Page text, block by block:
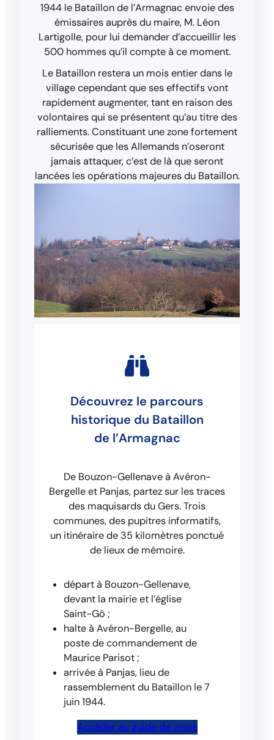
1944 le Bataillon de l’Armagnac envoie des
émissaires auprès du maire, M. Léon
Lartigolle, pour lui demander d’accueillir les
500 hommes qu’il compte à ce moment.
Le Bataillon restera un mois entier dans le
village cependant que ses effectifs vont
rapidement augmenter, tant en raison des
volontaires qui se présentent qu’au titre des
ralliements. Constituant une zone fortement
sécurisée que les Allemands n’oseront
jamais attaquer, c’est de là que seront
lancées les opérations majeures du Bataillon.
Découvrez le parcours
historique du Bataillon
de l’Armagnac
De Bouzon-Gellenave à Avéron-
Bergelle et Panjas, partez sur les traces
des maquisards du Gers. Trois
communes, des pupitres informatifs,
un itinéraire de 35 kilomètres ponctué
de lieux de mémoire.
départ à Bouzon-Gellenave,
devant la mairie et l’église
Saint-Gô ;
halte à Avéron-Bergelle, au
poste de commandement de
Maurice Parisot ;
arrivée à Panjas, lieu de
rassemblement du Bataillon le 7
juin 1944.
Accéder au guide de visite